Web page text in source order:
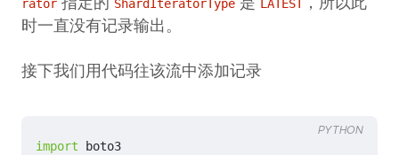
rator 指定的 ShardIteratorType 是 LATEST，所以此
时一直没有记录输出。
接下我们用代码往该流中添加记录
import boto3
PYTHON